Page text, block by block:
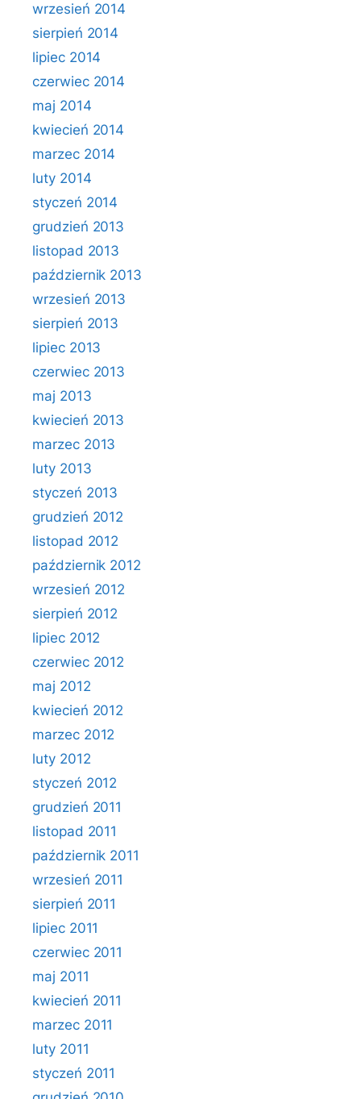
wrzesień 2014
sierpień 2014
lipiec 2014
czerwiec 2014
maj 2014
kwiecień 2014
marzec 2014
luty 2014
styczeń 2014
grudzień 2013
listopad 2013
październik 2013
wrzesień 2013
sierpień 2013
lipiec 2013
czerwiec 2013
maj 2013
kwiecień 2013
marzec 2013
luty 2013
styczeń 2013
grudzień 2012
listopad 2012
październik 2012
wrzesień 2012
sierpień 2012
lipiec 2012
czerwiec 2012
maj 2012
kwiecień 2012
marzec 2012
luty 2012
styczeń 2012
grudzień 2011
listopad 2011
październik 2011
wrzesień 2011
sierpień 2011
lipiec 2011
czerwiec 2011
maj 2011
kwiecień 2011
marzec 2011
luty 2011
styczeń 2011